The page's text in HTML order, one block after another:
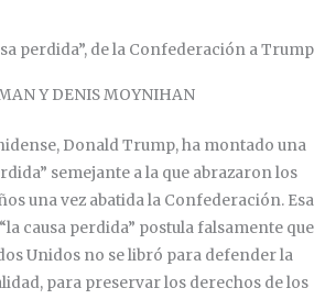
perdida”, de la Confederación a Trump
Y DENIS MOYNIHAN
Donald Trump, ha montado una
semejante a la que abrazaron los
una vez abatida la Confederación. Esa
causa perdida” postula falsamente que
Unidos no se libró para defender la
para preservar los derechos de los